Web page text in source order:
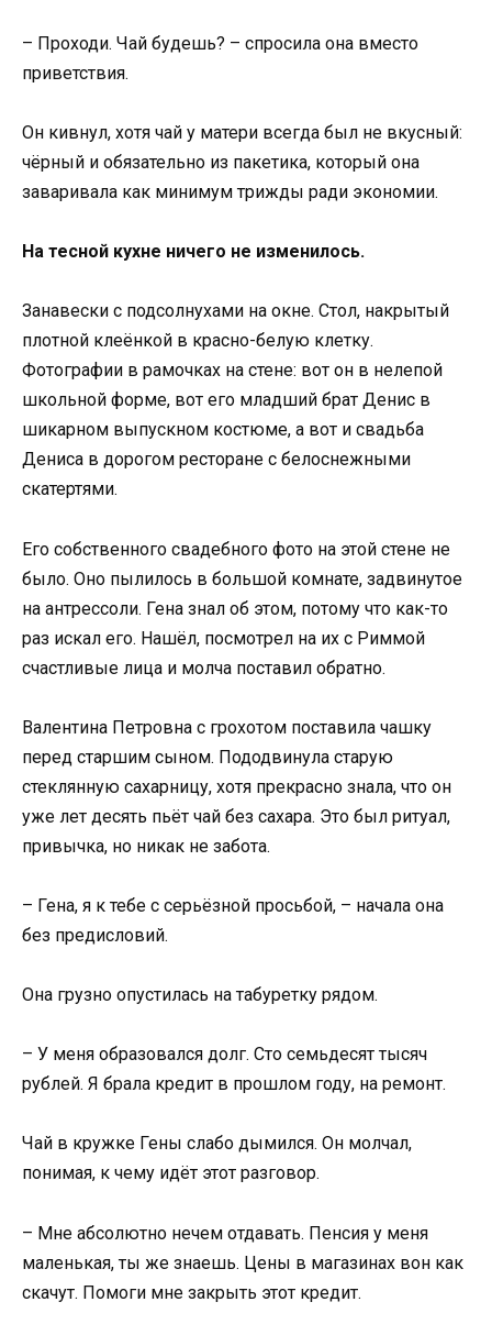
– Проходи. Чай будешь? – спросила она вместо
приветствия.
Он кивнул, хотя чай у матери всегда был не вкусный:
чёрный и обязательно из пакетика, который она
заваривала как минимум трижды ради экономии.
На тесной кухне ничего не изменилось.
Занавески с подсолнухами на окне. Стол, накрытый
плотной клеёнкой в красно-белую клетку.
Фотографии в рамочках на стене: вот он в нелепой
школьной форме, вот его младший брат Денис в
шикарном выпускном костюме, а вот и свадьба
Дениса в дорогом ресторане с белоснежными
скатертями.
Его собственного свадебного фото на этой стене не
было. Оно пылилось в большой комнате, задвинутое
на антрессоли. Гена знал об этом, потому что как-то
раз искал его. Нашёл, посмотрел на их с Риммой
счастливые лица и молча поставил обратно.
Валентина Петровна с грохотом поставила чашку
перед старшим сыном. Пододвинула старую
стеклянную сахарницу, хотя прекрасно знала, что он
уже лет десять пьёт чай без сахара. Это был ритуал,
привычка, но никак не забота.
– Гена, я к тебе с серьёзной просьбой, – начала она
без предисловий.
Она грузно опустилась на табуретку рядом.
– У меня образовался долг. Сто семьдесят тысяч
рублей. Я брала кредит в прошлом году, на ремонт.
Чай в кружке Гены слабо дымился. Он молчал,
понимая, к чему идёт этот разговор.
– Мне абсолютно нечем отдавать. Пенсия у меня
маленькая, ты же знаешь. Цены в магазинах вон как
скачут. Помоги мне закрыть этот кредит.